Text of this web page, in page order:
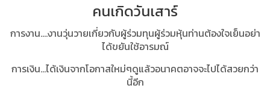
คนเกิดวันเสาร์
การงาน....งานวุ่นวายเกี่ยวกับผู้ร่วมทุนผู้ร่วมหุ้นท่านต้องใจเย็นอย่า
ได้ขยันใช้อารมณ์
การเงิน...ได้เงินจากโอกาสใหม่ๆดูแล้วอนาคตอาจจะไปได้สวยกว่า
นี้อีก